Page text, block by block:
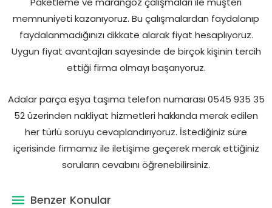
memnuniyeti kazanıyoruz. Bu çalışmalardan faydalanıp
faydalanmadığınızı dikkate alarak fiyat hesaplıyoruz.
Uygun fiyat avantajları sayesinde de birçok kişinin tercih
ettiği firma olmayı başarıyoruz.
Adalar parça eşya taşıma telefon numarası 0545 935 35
52 üzerinden nakliyat hizmetleri hakkında merak edilen
her türlü soruyu cevaplandırıyoruz. İstediğiniz süre
içerisinde firmamız ile iletişime geçerek merak ettiğiniz
soruların cevabını öğrenebilirsiniz.
Benzer Konular